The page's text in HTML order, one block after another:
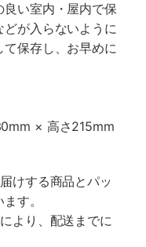
良い室内・屋内で保
が入らないように
保存し、お早めに
× 高さ215mm
けする商品とパッ
す。
より、配送までに